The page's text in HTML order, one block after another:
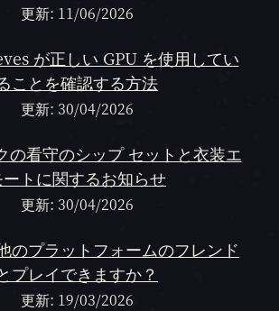
更新: 11/06/2026
が正しい GPU を使用してい
ことを確認する方法
更新: 30/04/2026
の看守のシップ セットと衣装エ
ートに関するお知らせ
更新: 30/04/2026
のプラットフォームのフレンド
プレイできますか？
更新: 19/03/2026